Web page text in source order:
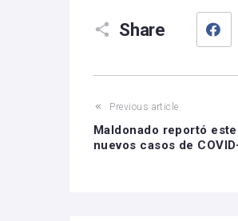
Share
Previous article
Maldonado reportó
nuevos casos de